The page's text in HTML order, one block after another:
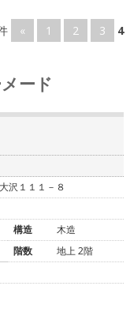
« 1 2 3 4
ード
沢１１１－８
構造
木造
階数
地上 2階